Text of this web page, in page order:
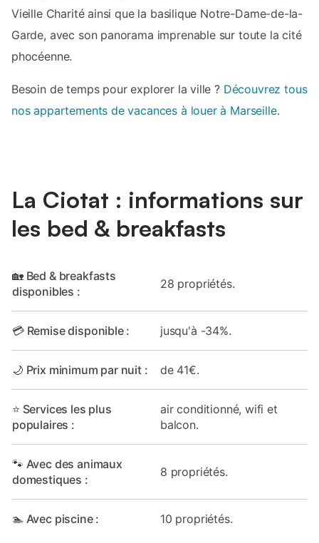
Vieille Charité ainsi que la basilique Notre-Dame-de-la-
Garde, avec son panorama imprenable sur toute la cité
phocéenne.
Besoin de temps pour explorer la ville ? Découvrez tous
nos appartements de vacances à louer à Marseille.
La Ciotat : informations sur
les bed & breakfasts
🏡 Bed & breakfasts
disponibles :
28 propriétés.
💳 Remise disponible : jusqu'à -34%.
🌙 Prix minimum par nuit : de 41€.
⭐ Services les plus
populaires :
air conditionné, wifi et
balcon.
🐾 Avec des animaux
domestiques :
8 propriétés.
🏊 Avec piscine : 10 propriétés.